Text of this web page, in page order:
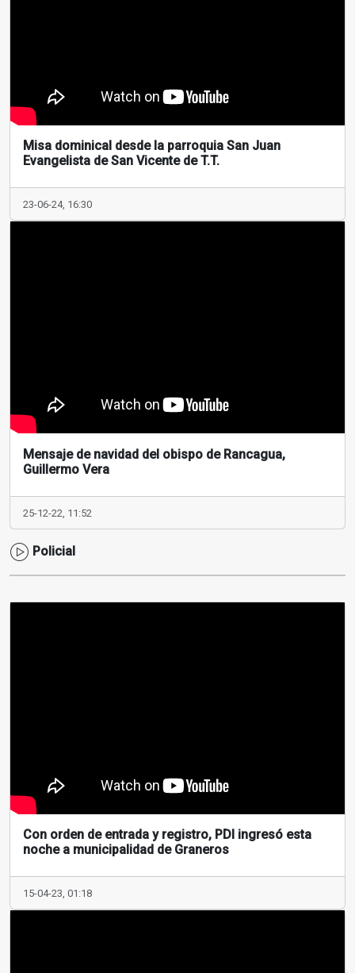
Misa dominical desde la parroquia San Juan
Evangelista de San Vicente de T.T.
23-06-24, 16:30
Mensaje de navidad del obispo de Rancagua,
Guillermo Vera
25-12-22, 11:52
Policial
Con orden de entrada y registro, PDI ingresó esta
noche a municipalidad de Graneros
15-04-23, 01:18